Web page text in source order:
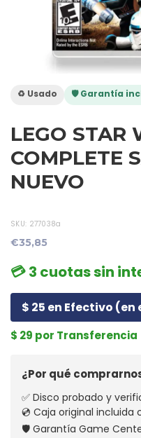
♻️ Usado 🛡️ Garantía
LEGO STAR
COMPLETE
NUEVO
SKU: 277038a
€35,85
💳 3 cuotas sin
$ 25 en Efectivo (en
$ 29 por Transferencia
¿Por qué
✅ Disco probado y
💿 Caja original
🛡️ Garantía Game